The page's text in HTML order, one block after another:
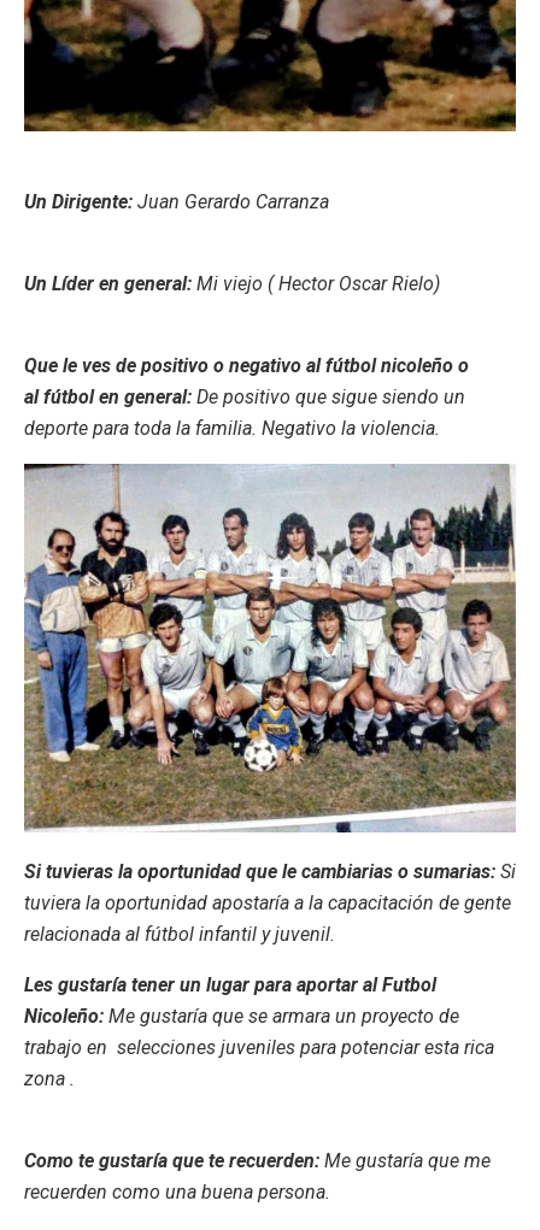
Un Dirigente: Juan Gerardo Carranza
Un Líder en general: Mi viejo ( Hector Oscar Rielo)
Que le ves de positivo o negativo al fútbol nicoleño o
al fútbol en general: De positivo que sigue siendo un
deporte para toda la familia. Negativo la violencia.
Si tuvieras la oportunidad que le cambiarias o sumarias: Si
tuviera la oportunidad apostaría a la capacitación de gente
relacionada al fútbol infantil y juvenil.
Les gustaría tener un lugar para aportar al Futbol
Nicoleño: Me gustaría que se armara un proyecto de
trabajo en selecciones juveniles para potenciar esta rica
zona .
Como te gustaría que te recuerden: Me gustaría que me
recuerden como una buena persona.